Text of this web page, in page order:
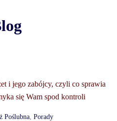
Poślubna, Porady